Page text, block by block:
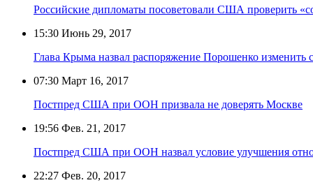
Российские дипломаты посоветовали США проверить
15:30 Июнь 29, 2017
Глава Крыма назвал распоряжение Порошенко изменить
07:30 Март 16, 2017
Постпред США при ООН призвала не доверять Москве
19:56 Фев. 21, 2017
Постпред США при ООН назвал условие улучшения
22:27 Фев. 20, 2017